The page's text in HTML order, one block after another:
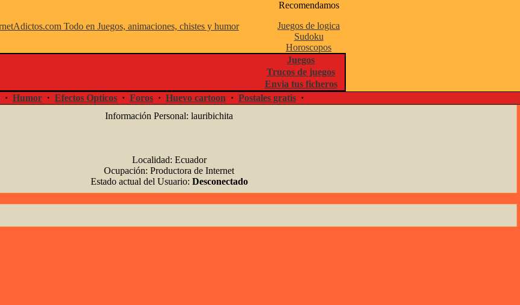
Recomendamos
Juegos de logica
Sudoku
Horoscopos
Juegos
Trucos de juegos
Envia tus ficheros
· Humor · Efectos Opticos · Foros · Huevo cartoon · Postales gratis ·
Información Personal: lauribichita
Localidad: Ecuador
Ocupación: Productora de Internet
Estado actual del Usuario: Desconectado